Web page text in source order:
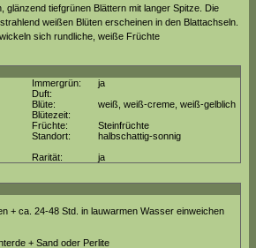
glänzend tiefgrünen Blättern mit langer Spitze. Die
weißen Blüten erscheinen in den Blattachseln.
sich rundliche, weiße Früchte
Immergrün:
ja
Duft:
Blüte:
weiß, weiß-creme, weiß-gelblich
Blütezeit:
Früchte:
Steinfrüchte
Standort:
halbschattig-sonnig
Rarität: ja
+ ca. 24-48 Std. in lauwarmen Wasser einweichen
+ Sand oder Perlite